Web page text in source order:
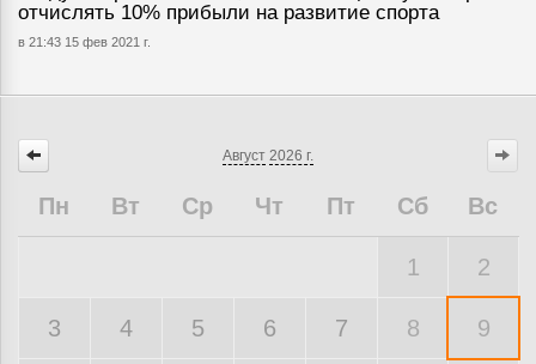
отчислять 10% прибыли на развитие спорта
в 21:43 15 фев 2021 г.
Август 2026 г.
Пн Вт Ср Чт Пт Сб Вс
1 2
3 4 5 6 7 8 9